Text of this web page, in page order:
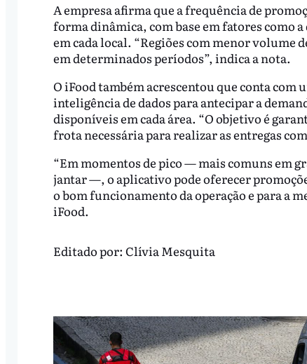
A empresa afirma que a frequência de
forma dinâmica, com base em fatores como
em cada local. “Regiões com menor volume
em determinados períodos”, indica a nota.
O iFood também acrescentou que conta
inteligência de dados para antecipar a
disponíveis em cada área. “O objetivo é
frota necessária para realizar as entregas
“Em momentos de pico — mais comuns em
jantar —, o aplicativo pode oferecer
o bom funcionamento da operação e para a
iFood.
Editado por: Clívia Mesquita